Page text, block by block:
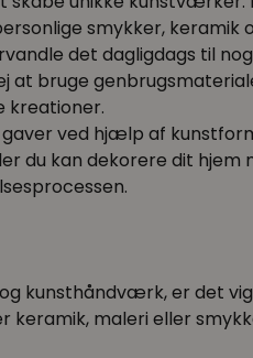
smykker,
det dagligdags til
at bruge
kreationer.
ved hjælp af
kan dekorere dit hjem
kunsthåndværk, er det
maleri eller